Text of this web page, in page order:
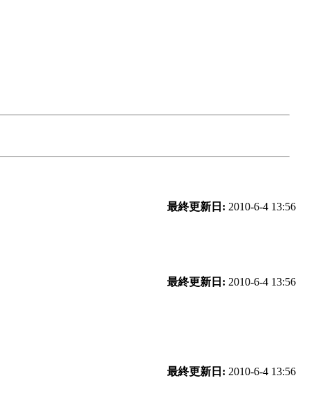
最終更新日: 2010-6-4 13:56
最終更新日: 2010-6-4 13:56
最終更新日: 2010-6-4 13:56